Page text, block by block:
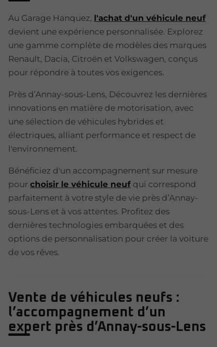
Au Garage Hanquez, l'achat d'un véhicule neuf
devient une expérience personnalisée. Explorez
une gamme complète de modèles des marques
Renault, Dacia, Citroën et Volkswagen, conçus
pour répondre à toutes vos exigences.
Près d’Annay-sous-Lens, Découvrez les dernières
innovations en matière de motorisation, avec
une sélection de véhicules hybrides et
électriques, alliant performance et respect de
l'environnement.
Bénéficiez d'un accompagnement sur mesure
pour choisir le véhicule neuf qui correspond
parfaitement à votre style de vie près d’Annay-
sous-Lens et à vos attentes. Profitez des
dernières technologies embarquées et des
options de personnalisation pour créer la voiture
de vos rêves.
Vente de véhicules neufs :
l’accompagnement d’un
expert près d’Annay-sous-Lens